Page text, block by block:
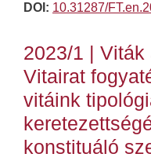
DOI: 10.31287/
2023/1 | Viták
Vitairat
vitáink
konstituáló